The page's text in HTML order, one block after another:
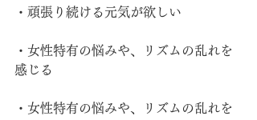
・頑張り続ける元気が欲しい
・女性特有の悩みや、リズムの乱れを
感じる
・女性特有の悩みや、リズムの乱れを